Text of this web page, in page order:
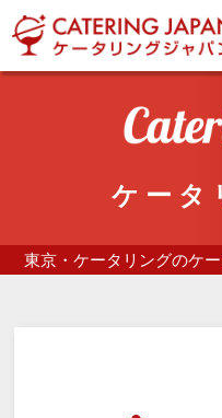
ケータ
東京・ケータリングのケ